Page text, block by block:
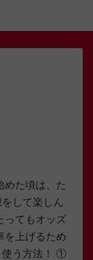
めた頃は、た
して楽しん
ってもオッズ
を上げるため
使う方法！ ①